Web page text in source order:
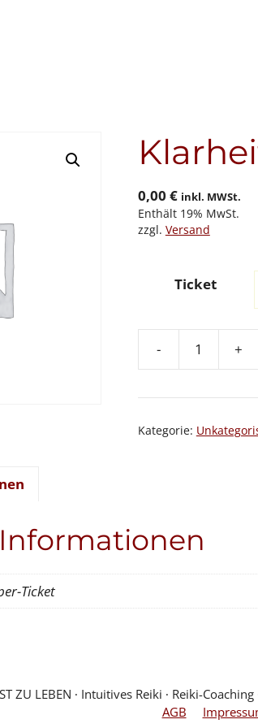
0,00 € inkl. MWSt.
Enthält 19% MwSt.
zzgl. Versand
Ticket
-
Klarheitsgespräch
+
Kategorie:
Ticket
AGB
ZU LEBEN ∙ Intuitives Reiki ∙ Reiki-